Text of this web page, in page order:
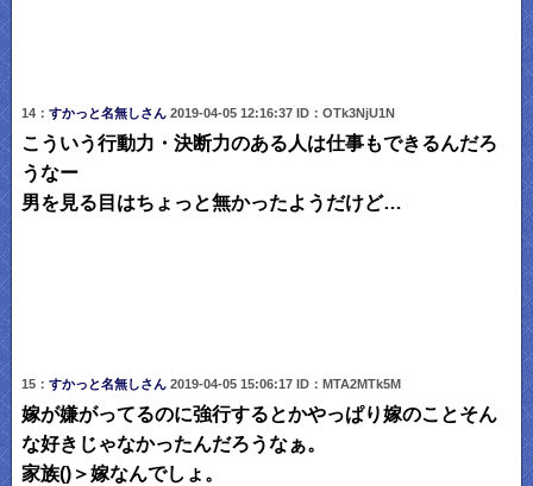
14： すかっと名無しさん 2019-04-05 12:16:37 ID：OTk3NjU1N
こういう行動力・決断力のある人は仕事もできるんだろ
うなー
男を見る目はちょっと無かったようだけど…
15： すかっと名無しさん 2019-04-05 15:06:17 ID：MTA2MTk5M
嫁が嫌がってるのに強行するとかやっぱり嫁のことそん
な好きじゃなかったんだろうなぁ。
家族()＞嫁なんでしょ。